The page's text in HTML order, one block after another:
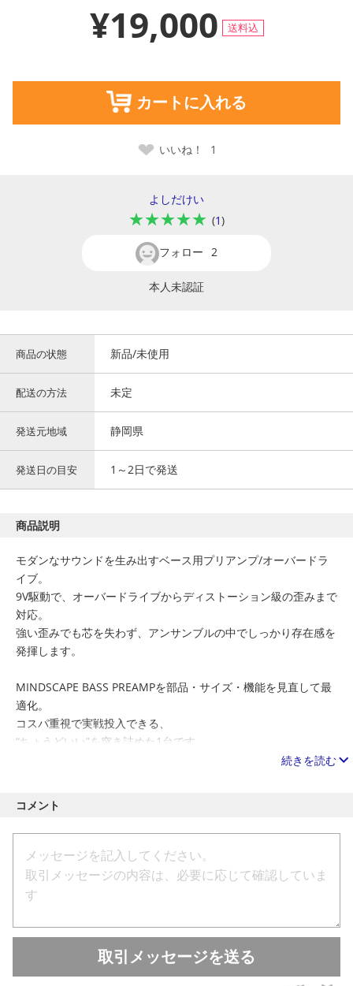
¥19,000 送料込
カートに入れる
いいね！ 1
よしだけい
★★★★★ (1)
フォロー 2
本人未認証
商品の状態 新品/未使用
配送の方法 未定
発送元地域 静岡県
発送日の目安 1～2日で発送
商品説明
モダンなサウンドを生み出すベース用プリアンプ/オーバードラ
イブ。
9V駆動で、オーバードライブからディストーション級の歪みまで
対応。
強い歪みでも芯を失わず、アンサンブルの中でしっかり存在感を
発揮します。
MINDSCAPE BASS PREAMPを部品・サイズ・機能を見直して最
適化。
コスパ重視で実戦投入できる、
“ちょうどいい”を突き詰めた1台です。
動作電圧
■9V センターマイナス
消費電流
■60mA
コントロール
■BLEND：原音と歪みをミックス
■LEVEL：全体の音量調整
続きを読む
コメント
取引メッセージを送る